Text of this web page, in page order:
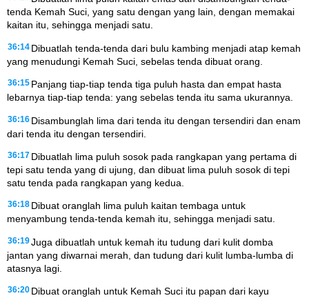
tenda Kemah Suci, yang satu dengan yang lain, dengan memakai
kaitan itu, sehingga menjadi satu.
36:14 Dibuatlah tenda-tenda dari bulu kambing menjadi atap kemah
yang menudungi Kemah Suci, sebelas tenda dibuat orang.
36:15 Panjang tiap-tiap tenda tiga puluh hasta dan empat hasta
lebarnya tiap-tiap tenda: yang sebelas tenda itu sama ukurannya.
36:16 Disambunglah lima dari tenda itu dengan tersendiri dan enam
dari tenda itu dengan tersendiri.
36:17 Dibuatlah lima puluh sosok pada rangkapan yang pertama di
tepi satu tenda yang di ujung, dan dibuat lima puluh sosok di tepi
satu tenda pada rangkapan yang kedua.
36:18 Dibuat oranglah lima puluh kaitan tembaga untuk
menyambung tenda-tenda kemah itu, sehingga menjadi satu.
36:19Juga dibuatlah untuk kemah itu tudung dari kulit domba
jantan yang diwarnai merah, dan tudung dari kulit lumba-lumba di
atasnya lagi.
36:20 Dibuat oranglah untuk Kemah Suci itu papan dari kayu